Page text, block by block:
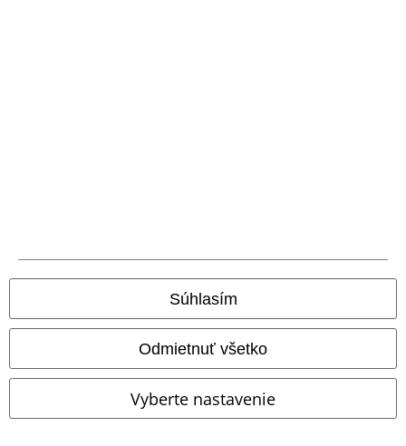
Súhlasím
Odmietnuť všetko
Vyberte nastavenie
A Warner Music Group Company